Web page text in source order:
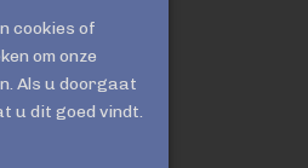
34
Gouda
cookies of
om onze
Als u doorgaat
u dit goed vindt.